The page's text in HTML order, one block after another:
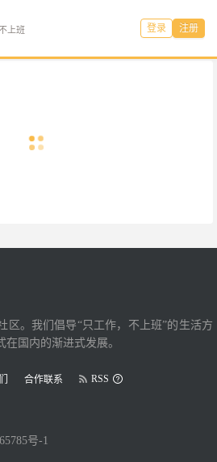
上班 登录 注册
区。我们倡导“只工作，不上班”的生活方
国内的渐进式发展。
合作联系 RSS
号-1